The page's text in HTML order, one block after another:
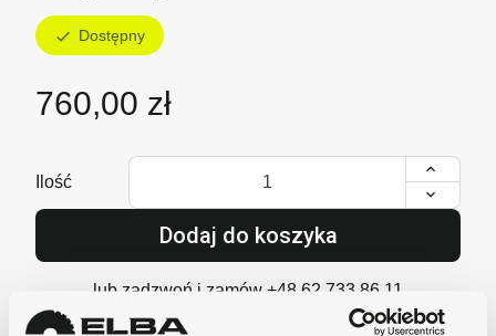
check Dostępny
760,00 zł
Ilość
Dodaj do koszyka
lub zadzwoń i zamów +48 62 733 86 11